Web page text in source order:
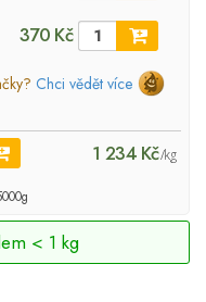
370 Kč
Chci vědět více
1 234 Kč/kg
< 1 kg